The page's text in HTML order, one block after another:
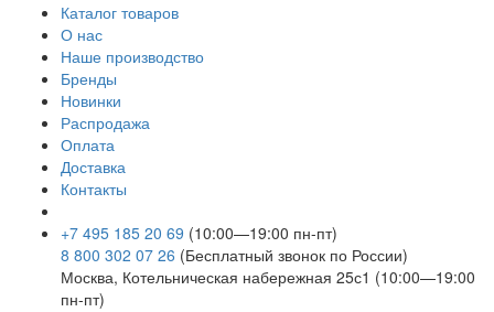
Каталог товаров
О нас
Наше производство
Бренды
Новинки
Распродажа
Оплата
Доставка
Контакты
+7 495 185 20 69 (10:00—19:00 пн-пт)
8 800 302 07 26 (Бесплатный звонок по России)
Москва, Котельническая набережная 25с1 (10:00—19:00
пн-пт)